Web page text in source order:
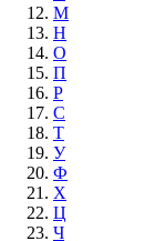
М
Н
О
П
Р
С
Т
У
Ф
Х
Ц
Ч